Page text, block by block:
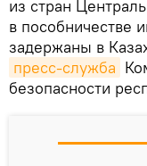
из стран
в пособничестве
задержаны в
пресс-служба
безопасности